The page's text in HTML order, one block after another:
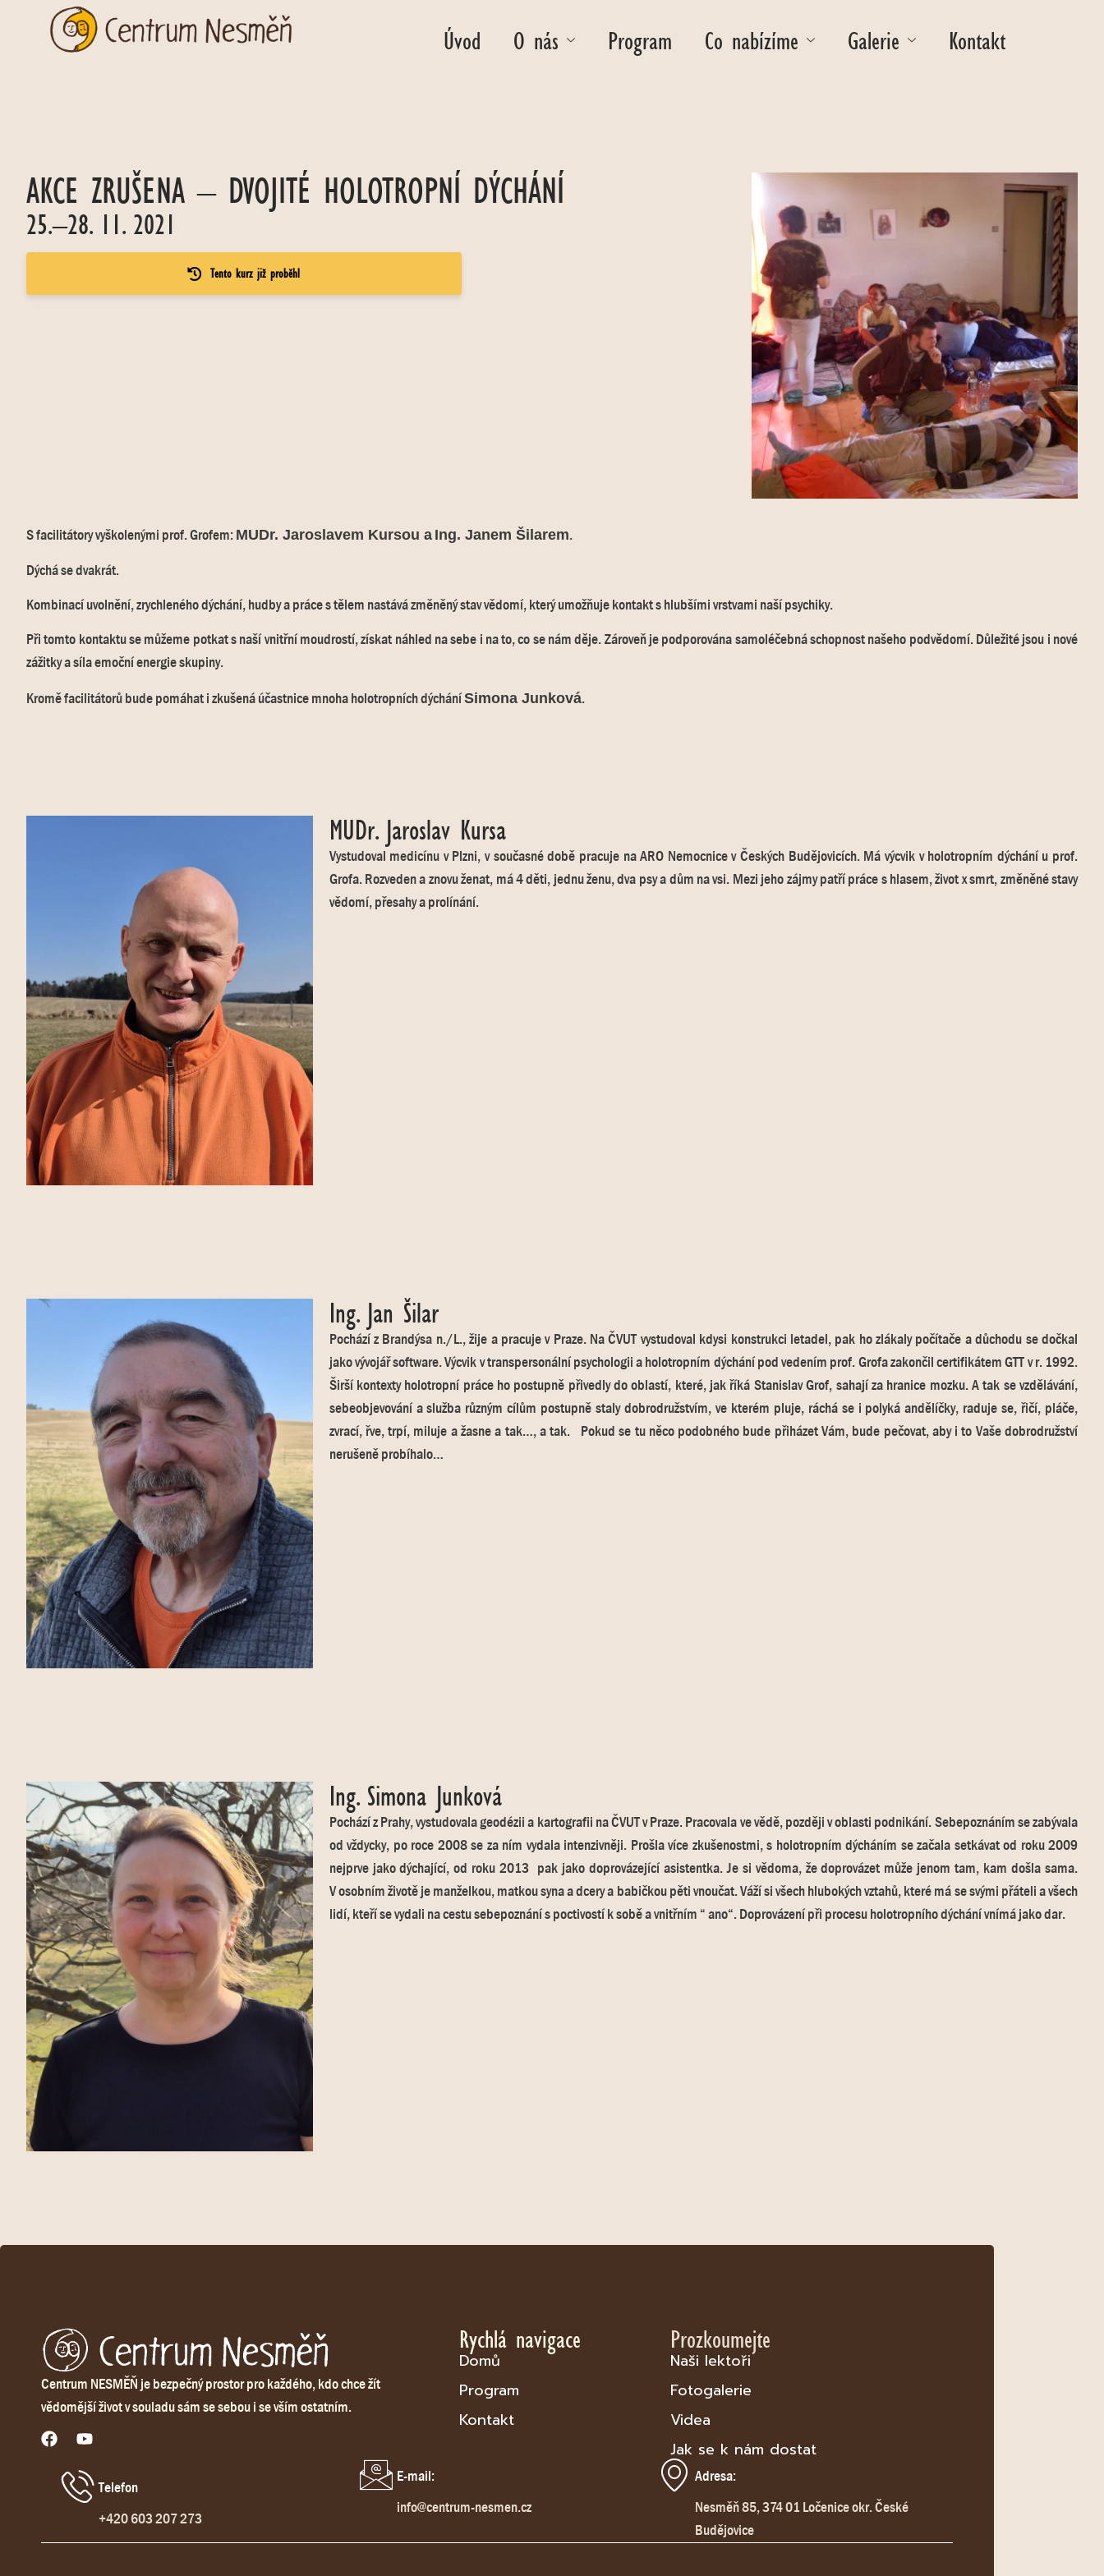
Úvod O nás Program Co nabízíme Galerie Kontakt
AKCE ZRUŠENA – DVOJITÉ HOLOTROPNÍ DÝCHÁNÍ
25.–28. 11. 2021
Tento kurz již proběhl
S facilitátory vyškolenými prof. Grofem: MUDr. Jaroslavem Kursou a Ing. Janem Šilarem.
Dýchá se dvakrát.
Kombinací uvolnění, zrychleného dýchání, hudby a práce s tělem nastává změněný stav vědomí, který umožňuje kontakt s hlubšími vrstvami naší psychiky.
Při tomto kontaktu se můžeme potkat s naší vnitřní moudrostí, získat náhled na sebe i na to, co se nám děje. Zároveň je podporována samoléčebná schopnost našeho podvědomí. Důležité jsou i nové
zážitky a síla emoční energie skupiny.
Kromě facilitátorů bude pomáhat i zkušená účastnice mnoha holotropních dýcháníSimona Junková.
MUDr. Jaroslav Kursa
Vystudoval medicínu v Plzni, v současné době pracuje na ARO Nemocnice v Českých Budějovicích. Má výcvik v holotropním dýchání u prof.
Grofa. Rozveden a znovu ženat, má 4 děti, jednu ženu, dva psy a dům na vsi. Mezi jeho zájmy patří práce s hlasem, život x smrt, změněné stavy
vědomí, přesahy a prolínání.
Ing. Jan Šilar
Pochází z Brandýsa n./L., žije a pracuje v Praze. Na ČVUT vystudoval kdysi konstrukci letadel, pak ho zlákaly počítače a důchodu se dočkal
jako vývojář software. Výcvik v transpersonální psychologii a holotropním dýchání pod vedením prof. Grofa zakončil certifikátem GTT v r. 1992.
Širší kontexty holotropní práce ho postupně přivedly do oblastí, které, jak říká Stanislav Grof, sahají za hranice mozku. A tak se vzdělávání,
sebeobjevování a služba různým cílům postupně staly dobrodružstvím, ve kterém pluje, ráchá se i polyká andělíčky, raduje se, řičí, pláče,
zvrací, řve, trpí, miluje a žasne a tak…, a tak. Pokud se tu něco podobného bude přiházet Vám, bude pečovat, aby i to Vaše dobrodružství
nerušeně probíhalo…
Ing. Simona Junková
Pochází z Prahy, vystudovala geodézii a kartografii na ČVUT v Praze. Pracovala ve vědě, později v oblasti podnikání. Sebepoznáním se zabývala
od vždycky, po roce 2008 se za ním vydala intenzivněji. Prošla více zkušenostmi, s holotropním dýcháním se začala setkávat od roku 2009
nejprve jako dýchající, od roku 2013 pak jako doprovázející asistentka. Je si vědoma, že doprovázet může jenom tam, kam došla sama.
V osobním životě je manželkou, matkou syna a dcery a babičkou pěti vnoučat. Váží si všech hlubokých vztahů, které má se svými přáteli a všech
lidí, kteří se vydali na cestu sebepoznání s poctivostí k sobě a vnitřním “ ano“. Doprovázení při procesu holotropního dýchání vnímá jako dar.
Centrum NESMĚŇ je bezpečný prostor pro každého, kdo chce žít
vědomější život v souladu sám se sebou i se vším ostatním.
Rychlá navigace
Domů
Program
Kontakt
Prozkoumejte
Naši lektoři
Fotogalerie
Videa
Jak se k nám dostat
Telefon
+420 603 207 273
E-mail:
info@centrum-nesmen.cz
Adresa:
Nesměň 85, 374 01 Ločenice okr. České
Budějovice